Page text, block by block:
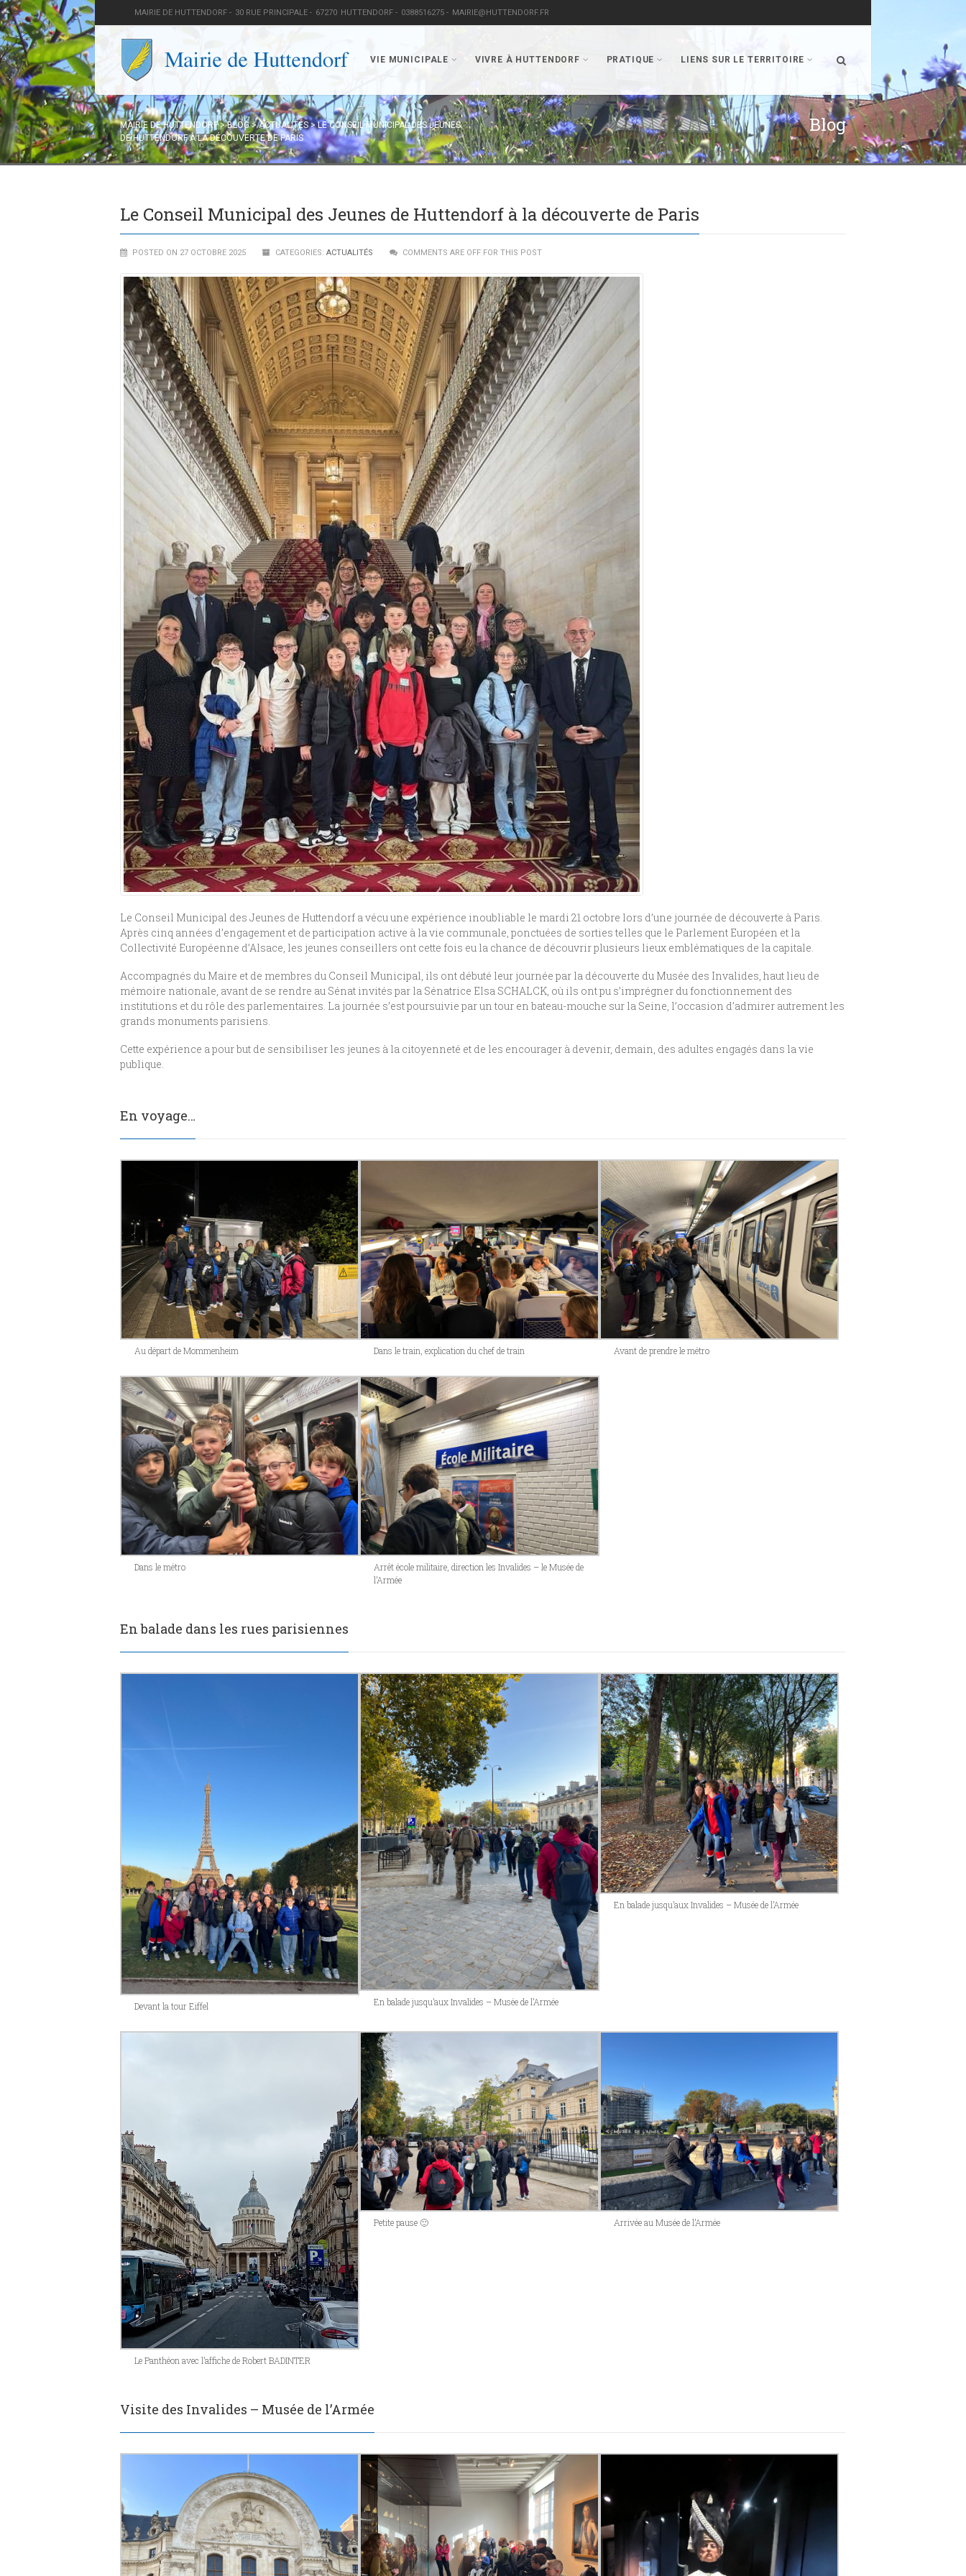
MAIRIE DE HUTTENDORF - 30 RUE PRINCIPALE - 67270 HUTTENDORF - 0388516275 - MAIRIE@HUTTENDORF.FR
VIE MUNICIPALE VIVRE À HUTTENDORF PRATIQUE LIENS SUR LE TERRITOIRE
MAIRIE DE HUTTENDORF>BLOG>ACTUALITÉS>LE CONSEIL MUNICIPAL DES JEUNES
DE HUTTENDORF À LA DÉCOUVERTE DE PARIS
Blog
Le Conseil Municipal des Jeunes de Huttendorf à la découverte de Paris
POSTED ON 27 OCTOBRE 2025 CATEGORIES: ACTUALITÉS COMMENTS ARE OFF FOR THIS POST
Le Conseil Municipal des Jeunes de Huttendorf a vécu une expérience inoubliable le mardi 21 octobre lors d’une journée de découverte à Paris.
Après cinq années d’engagement et de participation active à la vie communale, ponctuées de sorties telles que le Parlement Européen et la
Collectivité Européenne d’Alsace, les jeunes conseillers ont cette fois eu la chance de découvrir plusieurs lieux emblématiques de la capitale.
Accompagnés du Maire et de membres du Conseil Municipal, ils ont débuté leur journée par la découverte du Musée des Invalides, haut lieu de
mémoire nationale, avant de se rendre au Sénat invités par la Sénatrice Elsa SCHALCK, où ils ont pu s’imprégner du fonctionnement des
institutions et du rôle des parlementaires. La journée s’est poursuivie par un tour en bateau-mouche sur la Seine, l’occasion d’admirer autrement les
grands monuments parisiens.
Cette expérience a pour but de sensibiliser les jeunes à la citoyenneté et de les encourager à devenir, demain, des adultes engagés dans la vie
publique.
En voyage…
Au départ de Mommenheim Dans le train, explication du chef de train Avant de prendre le métro
Dans le métro
Arrêt école militaire, direction les Invalides – le Musée de
l’Armée
En balade dans les rues parisiennes
Devant la tour Eiffel En balade jusqu’aux Invalides – Musée de l’Armée
En balade jusqu’aux Invalides – Musée de l’Armée
Le Panthéon avec l’affiche de Robert BADINTER
Petite pause 🙂 Arrivée au Musée de l’Armée
Visite des Invalides – Musée de l’Armée